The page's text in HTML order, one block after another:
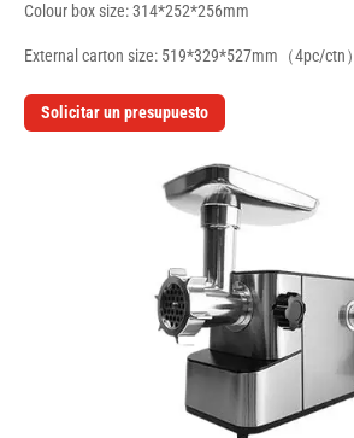
Colour box size: 314*252*256mm
External carton size: 519*329*527mm（4pc/ctn）
Solicitar un presupuesto